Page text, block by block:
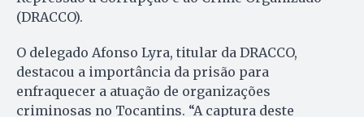
(DRACCO).
O delegado Afonso Lyra, titular da DRACCO,
destacou a importância da prisão para
enfraquecer a atuação de organizações
criminosas no Tocantins. “A captura deste